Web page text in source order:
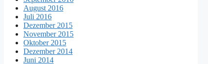
August 2016
Juli 2016
Dezember 2015
November 2015
Oktober 2015
Dezember 2014
Juni 2014